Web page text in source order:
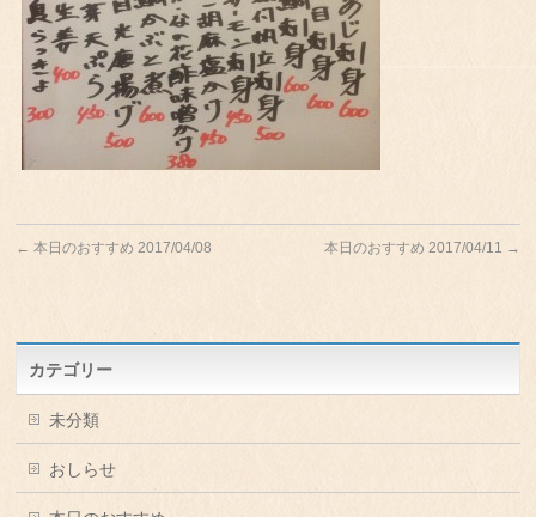
← 本日のおすすめ 2017/04/08 本日のおすすめ 2017/04/11 →
カテゴリー
未分類
おしらせ